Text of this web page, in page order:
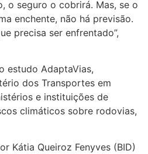
o seguro o cobrirá. Mas, se o
enchente, não há previsão.
precisa ser enfrentado”,
estudo AdaptaVias,
dos Transportes em
e instituições de
climáticos sobre rodovias,
Kátia Queiroz Fenyves (BID)